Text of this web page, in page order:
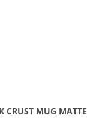
CRUST MUG MATTE